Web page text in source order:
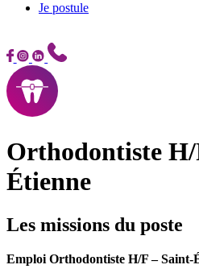
Je postule
Orthodontiste
Étienne
Les missions du poste
Emploi Orthodontiste H/F – Saint-